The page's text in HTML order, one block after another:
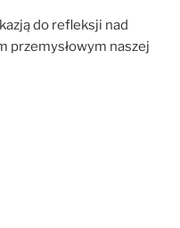
do refleksji nad
przemysłowym naszej